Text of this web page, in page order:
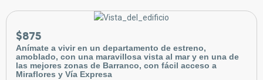
$875
Anímate a vivir en un departamento de estreno,
amoblado, con una maravillosa vista al mar y en una de
las mejores zonas de Barranco, con fácil acceso a
Miraflores y Vía Expresa